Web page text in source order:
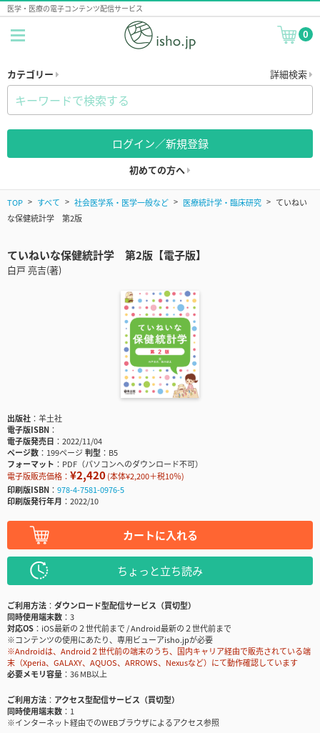
医学・医療の電子コンテンツ配信サービス
0
カテゴリー 詳細検索
ログイン／新規登録
初めての方へ
TOP すべて 社会医学系・医学一般など 医療統計学・臨床研究
ていねい
な保健統計学 第2版
ていねいな保健統計学 第2版【電子版】
白戸 亮吉(著)
出版社
羊土社
電子版ISBN
電子版発売日
2022/11/04
ページ数
199ページ判型
B5
フォーマット
PDF（パソコンへのダウンロード不可）
電子版販売価格： ¥2,420(本体¥2,200＋税10％)
印刷版ISBN
978-4-7581-0976-5
印刷版発行年月
2022/10
カートに入れる
ちょっと立ち読み
ご利用方法
ダウンロード型配信サービス（買切型）
同時使用端末数
3
対応OS
iOS最新の２世代前まで / Android最新の２世代前まで
※コンテンツの使用にあたり、専用ビューアisho.jpが必要
※Androidは、Android２世代前の端末のうち、国内キャリア経由で販売されている端
末（Xperia、GALAXY、AQUOS、ARROWS、Nexusなど）にて動作確認しています
必要メモリ容量
36 MB以上
ご利用方法
アクセス型配信サービス（買切型）
同時使用端末数
1
※インターネット経由でのWEBブラウザによるアクセス参照